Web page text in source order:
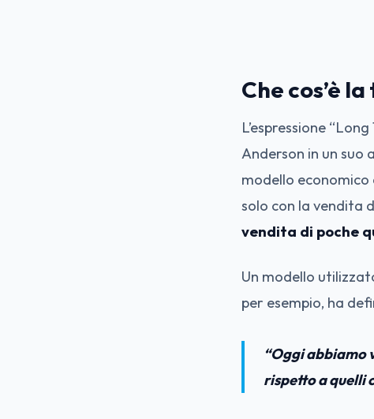
Che cos’è
L’espressione
Anderson in un suo
modello economico
solo con la vendita
vendita di poche
Un modello
per esempio, ha
“Oggi abbiamo
rispetto a quelli